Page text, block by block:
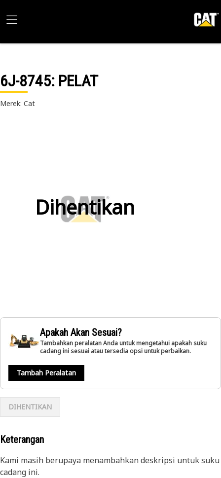
6J-8745: PELAT
Merek: Cat
Dihentikan
Apakah Akan Sesuai?
Tambahkan peralatan Anda untuk mengetahui apakah suku
cadang ini sesuai atau tersedia opsi untuk perbaikan.
Tambah Peralatan
DIHENTIKAN
Keterangan
Kami masih berupaya menambahkan deskripsi untuk suku
cadang ini.